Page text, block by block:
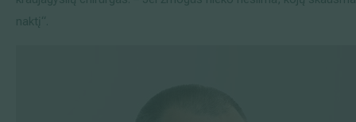
naktį“.